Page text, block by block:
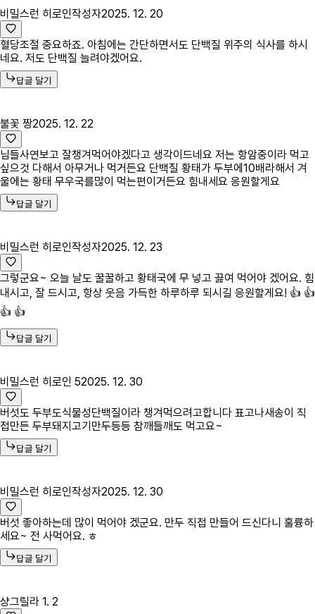
비밀스런 히로인작성자2025. 12. 20
혈당조절 중요하죠. 아침에는 간단하면서도 단백질 위주의 식사를 하시
네요. 저도 단백질 늘려야겠어요.
답글 달기
불꽃 짱2025. 12. 22
님들사연보고 잘챙겨먹어야겠다고 생각이드네요 저는 항암중이라 먹고
싶으것 다해서 아무거나 먹거든요 단백질 황태가 두부에10배라해서 겨
울에는 황태 무우국를많이 먹는편이거든요 힘내세요 응원할게요
답글 달기
비밀스런 히로인작성자2025. 12. 23
그렇군요~ 오늘 날도 꿀꿀하고 황태국에 무 넣고 끓여 먹어야 겠어요. 힘
내시고, 잘 드시고, 항상 웃음 가득한 하루하루 되시길 응원할게요! 👍 👍
👍 👍
답글 달기
비밀스런 히로인 52025. 12. 30
버섯도 두부도식물성단백질이라 챙겨먹으려고합니다 표고나새송이 직
접만든 두부돼지고기만두등등 참깨들깨도 먹고요~
답글 달기
비밀스런 히로인작성자2025. 12. 30
버섯 좋아하는데 많이 먹어야 겠군요. 만두 직접 만들어 드신다니 훌륭하
세요~ 전 사먹어요. ㅎ
답글 달기
샹그릴라 1. 2